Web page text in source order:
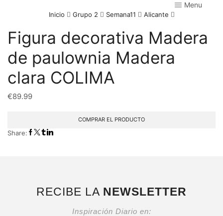
Menu
Inicio Grupo 2 Semana11 Alicante
Figura decorativa Madera
de paulownia Madera
clara COLIMA
€89.99
COMPRAR EL PRODUCTO
Share:
RECIBE LA NEWSLETTER
Inspiración Diario en: